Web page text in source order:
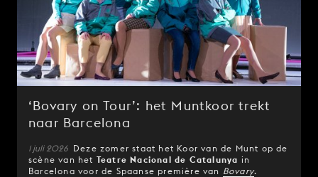
‘Bovary on Tour’: het Muntkoor trekt
naar Barcelona
1 juli 2026 Deze zomer staat het Koor van de Munt op de
scène van het Teatre Nacional de Catalunya in
Barcelona voor de Spaanse première van Bovary.